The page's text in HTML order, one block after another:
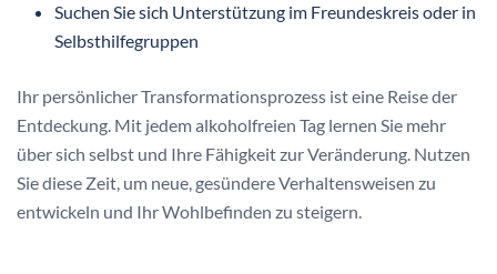
Suchen Sie sich Unterstützung im Freundeskreis oder in
Selbsthilfegruppen
Ihr persönlicher Transformationsprozess ist eine Reise der
Entdeckung. Mit jedem alkoholfreien Tag lernen Sie mehr
über sich selbst und Ihre Fähigkeit zur Veränderung. Nutzen
Sie diese Zeit, um neue, gesündere Verhaltensweisen zu
entwickeln und Ihr Wohlbefinden zu steigern.